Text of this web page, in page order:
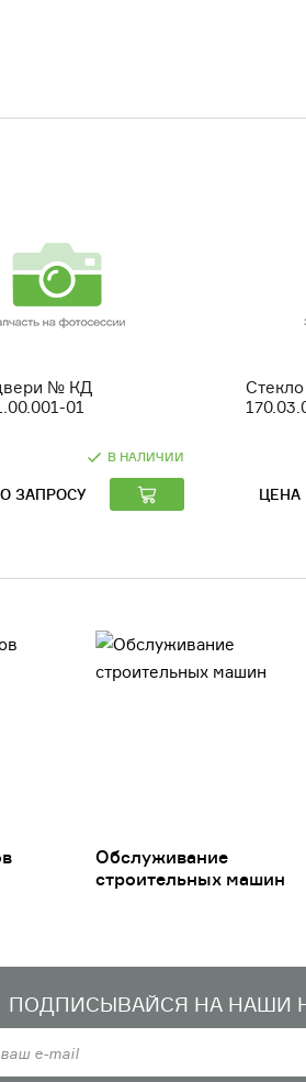
№ КД
01
В НАЛИЧИИ
ЗАПРОСУ ЦЕНА
Обслуживание
строительных машин
ПОДПИСЫВАЙСЯ НА НАШИ